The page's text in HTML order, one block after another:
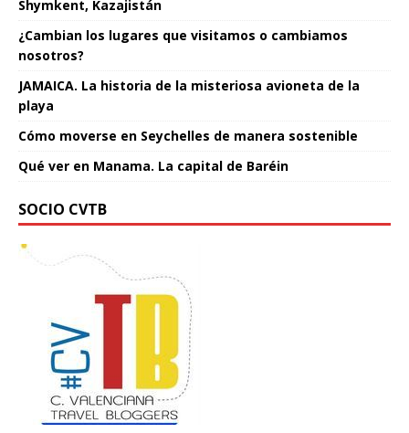
Shymkent, Kazajistán
¿Cambian los lugares que visitamos o cambiamos
nosotros?
JAMAICA. La historia de la misteriosa avioneta de la
playa
Cómo moverse en Seychelles de manera sostenible
Qué ver en Manama. La capital de Baréin
SOCIO CVTB